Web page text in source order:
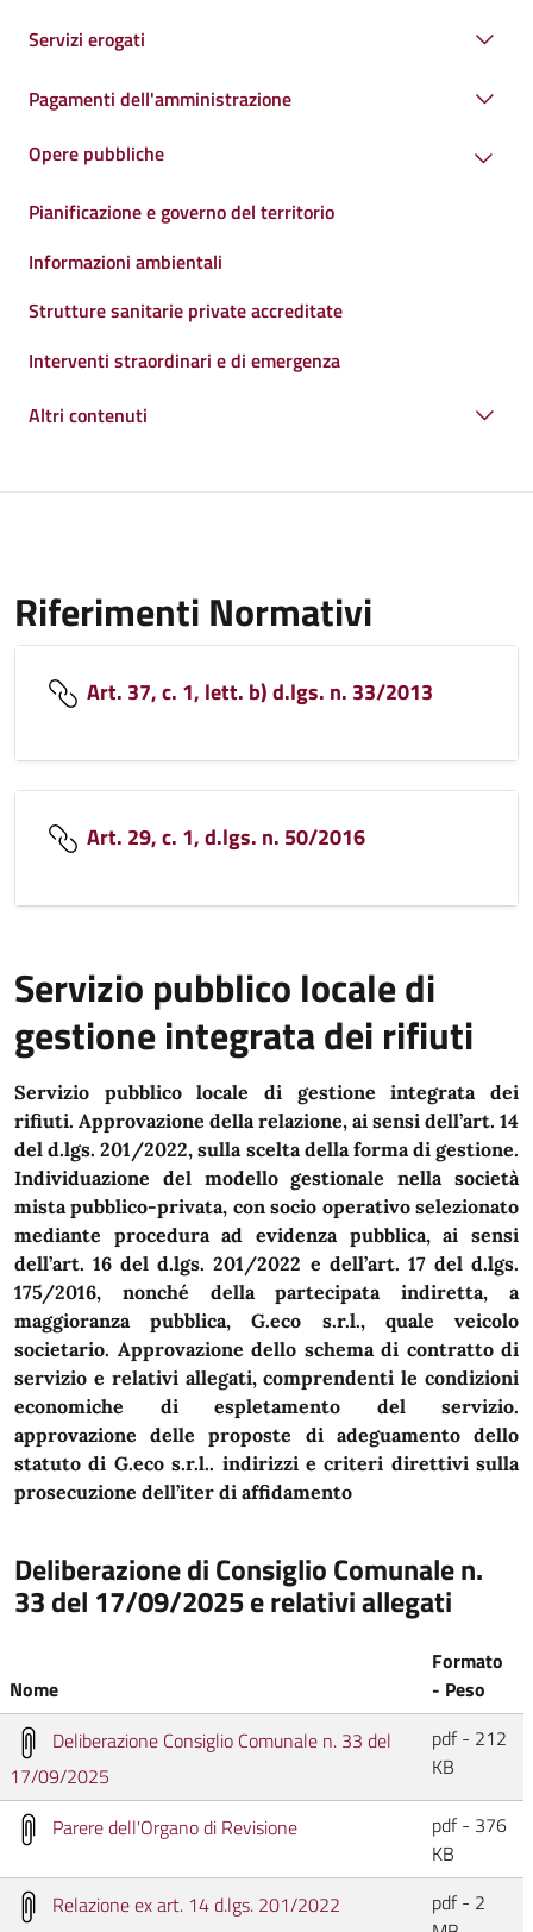
Servizi erogati
Pagamenti dell'amministrazione
Opere pubbliche
Pianificazione e governo del territorio
Informazioni ambientali
Strutture sanitarie private accreditate
Interventi straordinari e di emergenza
Altri contenuti
Riferimenti Normativi
Art. 37, c. 1, lett. b) d.lgs. n. 33/2013
Art. 29, c. 1, d.lgs. n. 50/2016
Servizio pubblico locale di
gestione integrata dei rifiuti
Servizio pubblico locale di gestione integrata dei
rifiuti. Approvazione della relazione, ai sensi dell’art. 14
del d.lgs. 201/2022, sulla scelta della forma di gestione.
Individuazione del modello gestionale nella società
mista pubblico-privata, con socio operativo selezionato
mediante procedura ad evidenza pubblica, ai sensi
dell’art. 16 del d.lgs. 201/2022 e dell’art. 17 del d.lgs.
175/2016, nonché della partecipata indiretta, a
maggioranza pubblica, G.eco s.r.l., quale veicolo
societario. Approvazione dello schema di contratto di
servizio e relativi allegati, comprendenti le condizioni
economiche di espletamento del servizio.
approvazione delle proposte di adeguamento dello
statuto di G.eco s.r.l.. indirizzi e criteri direttivi sulla
prosecuzione dell’iter di affidamento
Deliberazione di Consiglio Comunale n.
33 del 17/09/2025 e relativi allegati
Nome
Formato
- Peso
Deliberazione Consiglio Comunale n. 33 del
17/09/2025
pdf - 212
KB
Parere dell'Organo di Revisione
pdf - 376
KB
Relazione ex art. 14 d.lgs. 201/2022
pdf - 2